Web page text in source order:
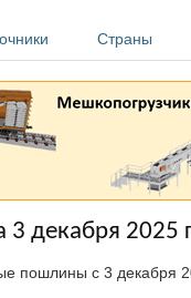
Страны
декабря 2025
пошлины c 3 декабря